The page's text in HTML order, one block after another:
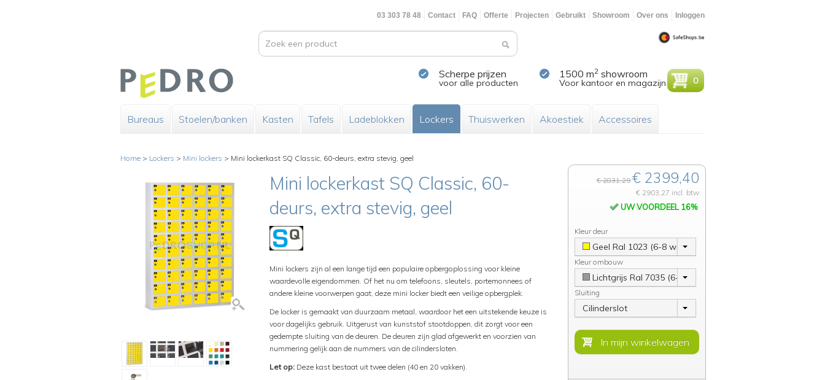
03 303 78 48 Contact FAQ Offerte Projecten Gebruikt Showroom Over ons Inloggen
Scherpe prijzen
voor alle producten
1500 m2 showroom
Voor kantoor en magazijn 0
Bureaus Stoelen/banken Kasten Tafels Ladeblokken Lockers Thuiswerken Akoestiek Accessoires
Home > Lockers > Mini lockers > Mini lockerkast SQ Classic, 60-deurs, extra stevig, geel
Mini lockerkast SQ Classic, 60-
deurs, extra stevig, geel
Mini lockers zijn al een lange tijd een populaire opbergoplossing voor kleine
waardevolle eigendommen. Of het nu om telefoons, sleutels, portemonnees of
andere kleine voorwerpen gaat, deze mini locker biedt een veilige opbergplek.
De locker is gemaakt van duurzaam metaal, waardoor het een uitstekende keuze is
voor dagelijks gebruik. Uitgerust van kunststof stootdoppen, dit zorgt voor een
gedempte sluiting van de deuren. De deuren zijn glad afgewerkt en voorzien van
nummering gelijk aan de nummers van de cilindersloten.
Let op: Deze kast bestaat uit twee delen (40 en 20 vakken).
€ 2831,29 € 2399,40
€ 2903,27 incl. btw
UW VOORDEEL 16%
Kleur deur
Geel Ral 1023 (6-8 weken)
Kleur ombouw
Lichtgrijs Ral 7035 (6-8 weken)
Sluiting
Cilinderslot